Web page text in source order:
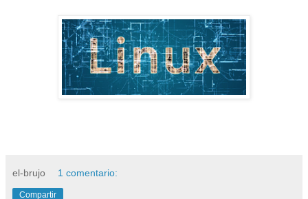
el-brujo 1 comentario:
Compartir